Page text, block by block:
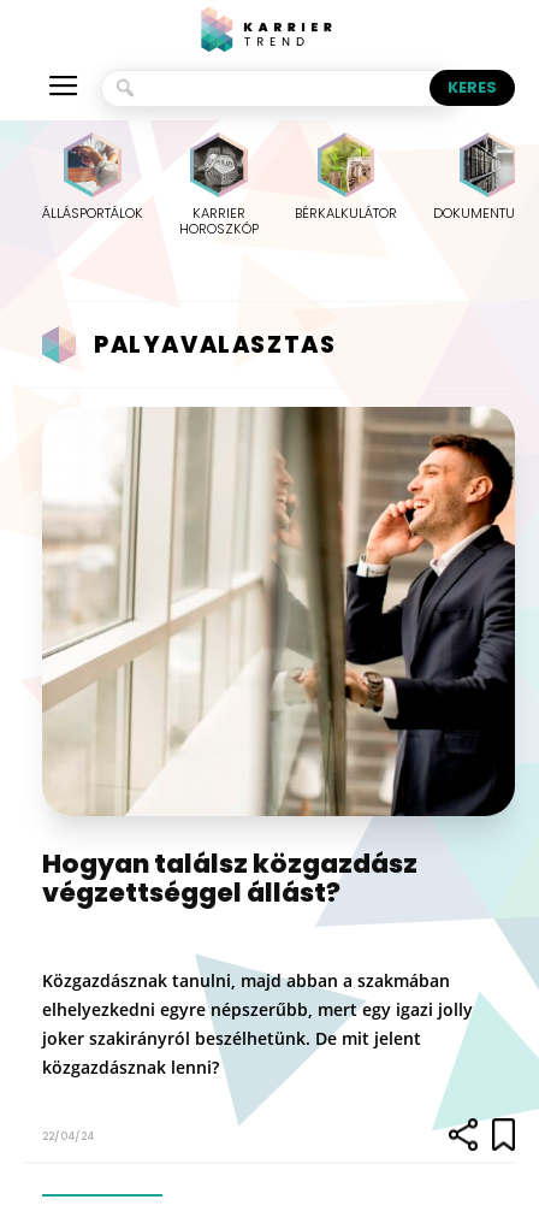
ÁLLÁSPORTÁLOK
KARRIER
HOROSZKÓP
BÉRKALKULÁTOR
PALYAVALASZTAS
Hogyan találsz közgazdász
végzettséggel állást?
Közgazdásznak tanulni, majd abban a szakmában
elhelyezkedni egyre népszerűbb, mert egy igazi jolly
joker szakirányról beszélhetünk. De mit jelent
közgazdásznak lenni?
22/04/24